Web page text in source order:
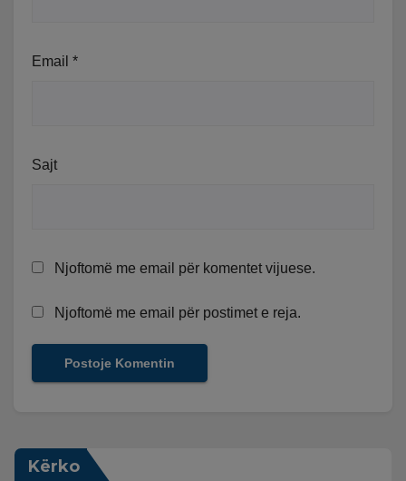
Email *
Sajt
Njoftomë me email për komentet vijuese.
Njoftomë me email për postimet e reja.
Kërko